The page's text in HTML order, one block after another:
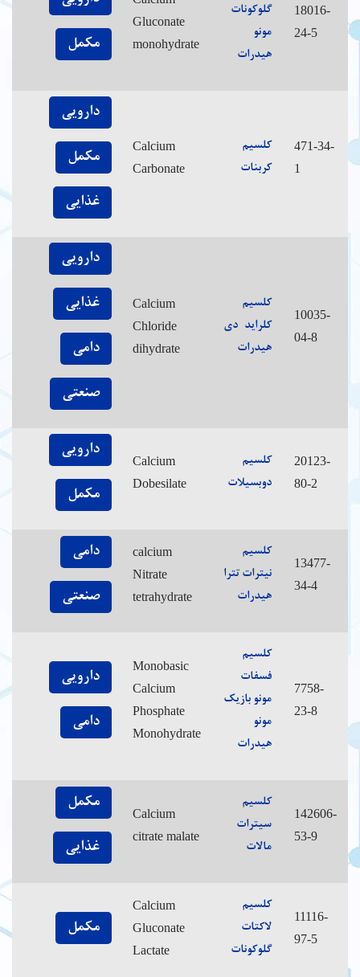
18016-
24-5
گلوکونات
مونو
هیدرات
Gluconate
monohydrate
مکمل
471-34-
1
کلسیم
کربنات
Calcium
Carbonate
دارویی
مکمل
غذایی
10035-
04-8
کلسیم
کلراید دی
هیدرات
Calcium
Chloride
dihydrate
دارویی
غذایی
دامی
صنعتی
20123-
80-2
کلسیم
دوبسیلات
Calcium
Dobesilate
دارویی
مکمل
13477-
34-4
کلسیم
نیترات تترا
هیدرات
calcium
Nitrate
tetrahydrate
دامی
صنعتی
7758-
23-8
کلسیم
فسفات
مونو بازیک
مونو
هیدرات
Monobasic
Calcium
Phosphate
Monohydrate
دارویی
دامی
142606-
53-9
کلسیم
سیترات
مالات
Calcium
citrate malate
مکمل
غذایی
11116-
97-5
کلسیم
لاکتات
گلوکونات
Calcium
Gluconate
Lactate
مکمل